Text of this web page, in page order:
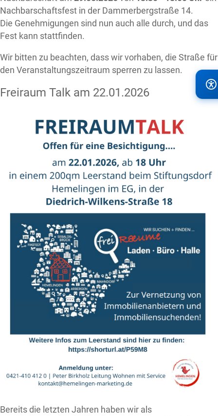
Nachbarschaftsfest in der Dammerbergstraße 14.
Die Genehmigungen sind nun auch alle durch, und das
Fest kann stattfinden.
Wir bitten zu beachten, dass wir vorhaben, die Straße für
den Veranstaltungszeitraum sperren zu lassen.
Freiraum Talk am 22.01.2026
Bereits die letzten Jahren haben wir als